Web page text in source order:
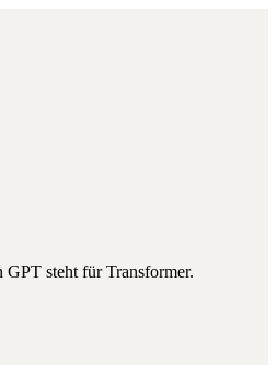
steht für Transformer.